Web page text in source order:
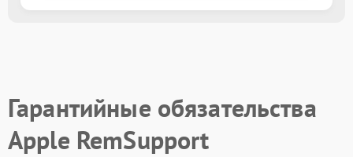
Гарантийные обязательства
Apple RemSupport